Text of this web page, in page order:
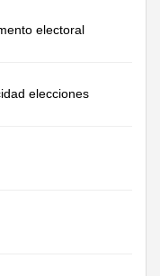
electoral
elecciones